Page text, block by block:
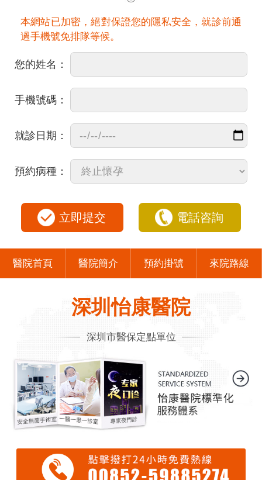
本網站已加密，絕對保證您的隱私安全，就診前通
過手機號免排隊等候。
您的姓名：
手機號碼：
就診日期：
預約病種：
立即提交 電話咨詢
醫院首頁 醫院簡介 預約掛號 來院路線
深圳怡康醫院
深圳市醫保定點單位